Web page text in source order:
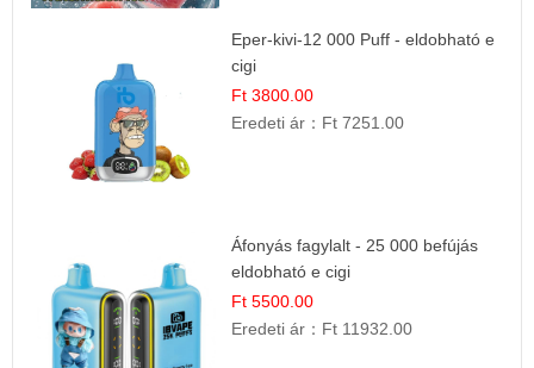
Eper-kivi-12 000 Puff - eldobható e
cigi
Ft 3800.00
Eredeti ár： Ft 7251.00
Áfonyás fagylalt - 25 000 befújás
eldobható e cigi
Ft 5500.00
Eredeti ár： Ft 11932.00